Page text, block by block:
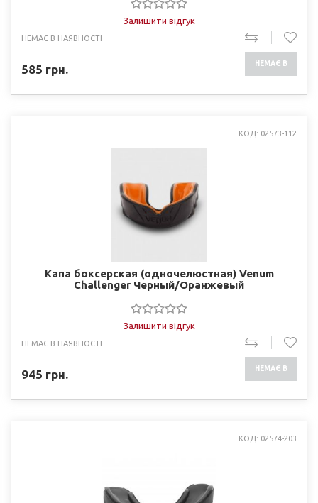
Залишити відгук
НЕМАЄ В НАЯВНОСТІ
585 грн. НЕМАЄ В
КОД: 02573-112
Капа боксерская (одночелюстная) Venum
Challenger Черный/Оранжевый
Залишити відгук
НЕМАЄ В НАЯВНОСТІ
945 грн. НЕМАЄ В
КОД: 02574-203